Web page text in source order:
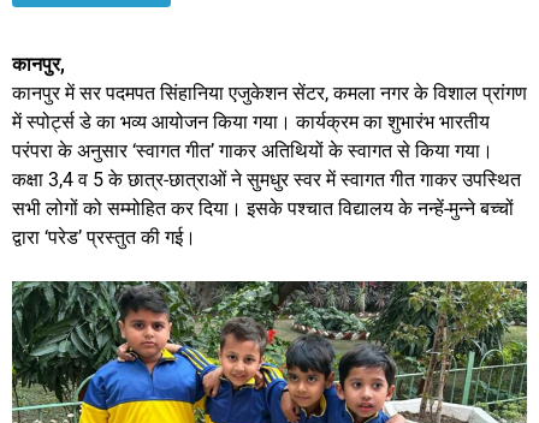
कानपुर,
कानपुर में सर पदमपत सिंहानिया एजुकेशन सेंटर, कमला नगर के विशाल प्रांगण
में स्पोर्ट्स डे का भव्य आयोजन किया गया। कार्यक्रम का शुभारंभ भारतीय
परंपरा के अनुसार ‘स्वागत गीत’ गाकर अतिथियों के स्वागत से किया गया।
कक्षा 3,4 व 5 के छात्र-छात्राओं ने सुमधुर स्वर में स्वागत गीत गाकर उपस्थित
सभी लोगों को सम्मोहित कर दिया। इसके पश्चात विद्यालय के नन्हें-मुन्ने बच्चों
द्वारा ‘परेड’ प्रस्तुत की गई।